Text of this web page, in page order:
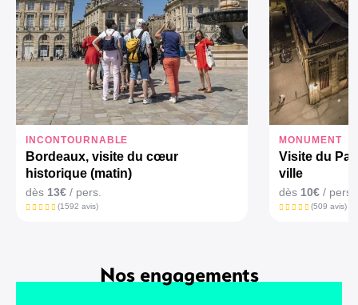
INCONTOURNABLE
Bordeaux, visite du cœur
historique (matin)
dès 13€ / pers.
(1592 avis)
MONUMENT
Visite du
ville
dès 10€ / pers.
(509 avis)
Nos engagements